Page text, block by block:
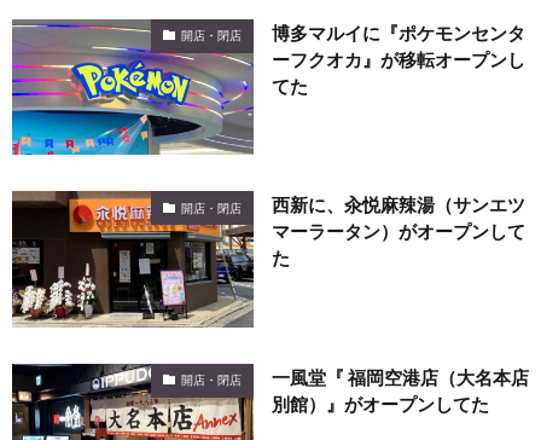
開店・閉店
博多マルイに『ポケモンセンタ
ーフクオカ』が移転オープンし
てた
開店・閉店
西新に、汆悦麻辣湯（サンエツ
マーラータン）がオープンして
た
開店・閉店
一風堂『 福岡空港店（大名本店
別館）』がオープンしてた